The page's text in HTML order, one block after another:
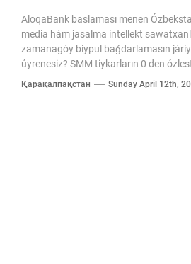
AloqaBank baslaması menen
media hám jasalma intellekt
zamanagóy biypul baǵdarlamasın
úyrenesiz? SMM tiykarların 0 den
Қарақалпақстан Sunday April 12th,